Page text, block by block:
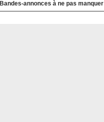
Bandes-annonces à ne pas manquer